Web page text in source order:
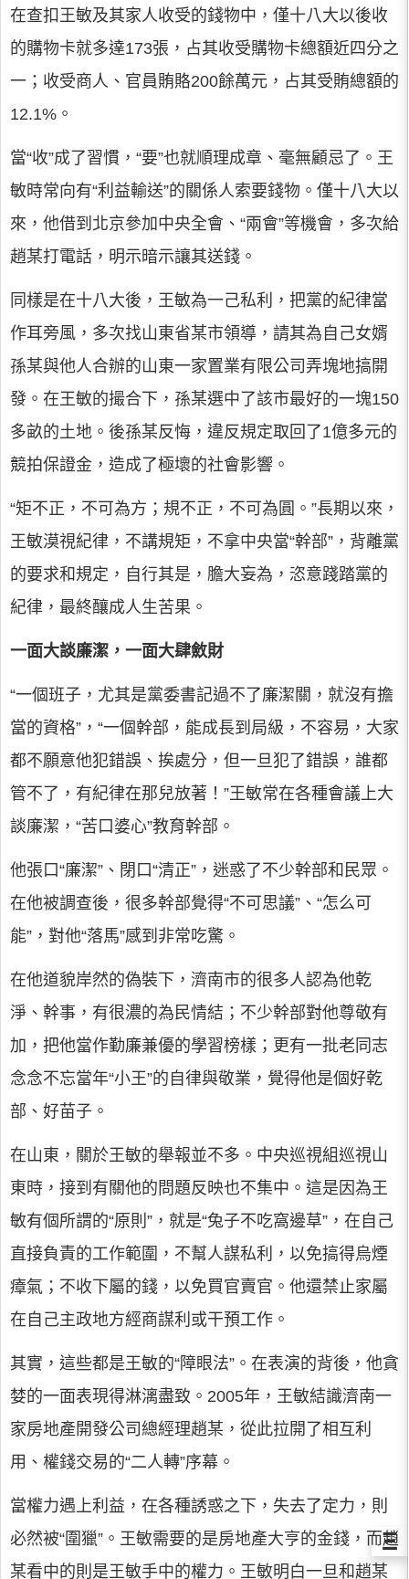
在查扣王敏及其家人收受的錢物中，僅十八大以後收
的購物卡就多達173張，占其收受購物卡總額近四分之
一；收受商人、官員賄賂200餘萬元，占其受賄總額的
12.1%。
當“收”成了習慣，“要”也就順理成章、毫無顧忌了。王
敏時常向有“利益輸送”的關係人索要錢物。僅十八大以
來，他借到北京參加中央全會、“兩會”等機會，多次給
趙某打電話，明示暗示讓其送錢。
同樣是在十八大後，王敏為一己私利，把黨的紀律當
作耳旁風，多次找山東省某市領導，請其為自己女婿
孫某與他人合辦的山東一家置業有限公司弄塊地搞開
發。在王敏的撮合下，孫某選中了該市最好的一塊150
多畝的土地。後孫某反悔，違反規定取回了1億多元的
競拍保證金，造成了極壞的社會影響。
“矩不正，不可為方；規不正，不可為圓。”長期以來，
王敏漠視紀律，不講規矩，不拿中央當“幹部”，背離黨
的要求和規定，自行其是，膽大妄為，恣意踐踏黨的
紀律，最終釀成人生苦果。
一面大談廉潔，一面大肆斂財
“一個班子，尤其是黨委書記過不了廉潔關，就沒有擔
當的資格”，“一個幹部，能成長到局級，不容易，大家
都不願意他犯錯誤、挨處分，但一旦犯了錯誤，誰都
管不了，有紀律在那兒放著！”王敏常在各種會議上大
談廉潔，“苦口婆心”教育幹部。
他張口“廉潔”、閉口“清正”，迷惑了不少幹部和民眾。
在他被調查後，很多幹部覺得“不可思議”、“怎么可
能”，對他“落馬”感到非常吃驚。
在他道貌岸然的偽裝下，濟南市的很多人認為他乾
淨、幹事，有很濃的為民情結；不少幹部對他尊敬有
加，把他當作勤廉兼優的學習榜樣；更有一批老同志
念念不忘當年“小王”的自律與敬業，覺得他是個好乾
部、好苗子。
在山東，關於王敏的舉報並不多。中央巡視組巡視山
東時，接到有關他的問題反映也不集中。這是因為王
敏有個所謂的“原則”，就是“兔子不吃窩邊草”，在自己
直接負責的工作範圍，不幫人謀私利，以免搞得烏煙
瘴氣；不收下屬的錢，以免買官賣官。他還禁止家屬
在自己主政地方經商謀利或干預工作。
其實，這些都是王敏的“障眼法”。在表演的背後，他貪
婪的一面表現得淋漓盡致。2005年，王敏結識濟南一
家房地產開發公司總經理趙某，從此拉開了相互利
用、權錢交易的“二人轉”序幕。
當權力遇上利益，在各種誘惑之下，失去了定力，則
必然被“圍獵”。王敏需要的是房地產大亨的金錢，而趙
某看中的則是王敏手中的權力。王敏明白一旦和趙某
Ξ